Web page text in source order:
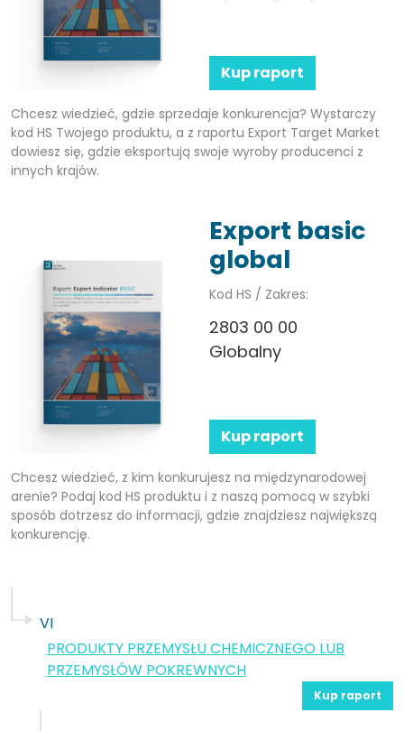
Kup raport
Chcesz wiedzieć, gdzie sprzedaje konkurencja? Wystarczy
kod HS Twojego produktu, a z raportu Export Target Market
dowiesz się, gdzie eksportują swoje wyroby producenci z
innych krajów.
Export basic
global
Kod HS / Zakres:
2803 00 00
Globalny
Kup raport
Chcesz wiedzieć, z kim konkurujesz na międzynarodowej
arenie? Podaj kod HS produktu i z naszą pomocą w szybki
sposób dotrzesz do informacji, gdzie znajdziesz największą
konkurencję.
VI
PRODUKTY PRZEMYSŁU CHEMICZNEGO LUB
PRZEMYSŁÓW POKREWNYCH
Kup raport